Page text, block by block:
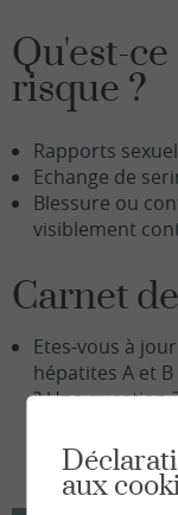
Qu'est-
risque ?
Rapports
Echange de
Blessure ou
visiblement
Carnet
Etes-vous à
hépatites A et
? Une question
vaccination.
aux